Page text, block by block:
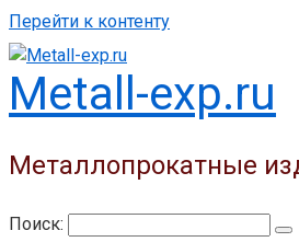
Перейти к контенту
Metall-exp.ru
Металлопрокатные
Поиск: